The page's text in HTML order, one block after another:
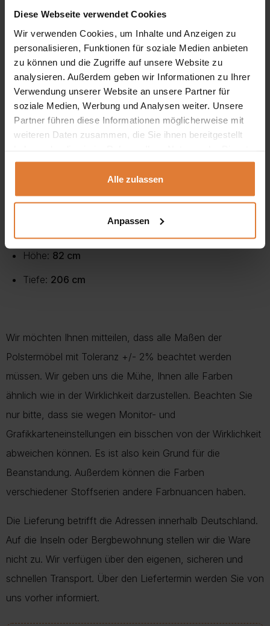
Diese Webseite verwendet Cookies
Wir verwenden Cookies, um Inhalte und Anzeigen zu
personalisieren, Funktionen für soziale Medien anbieten
zu können und die Zugriffe auf unsere Website zu
analysieren. Außerdem geben wir Informationen zu Ihrer
Verwendung unserer Website an unsere Partner für
soziale Medien, Werbung und Analysen weiter. Unsere
Partner führen diese Informationen möglicherweise mit
weiteren Daten zusammen, die Sie ihnen bereitgestellt
gesammelt haben.
Alle zulassen
Anpassen
Das Bett der Anton-Kollektion ist nicht nur ein Ort zum
Schlafen, sondern auch ein elegantes
Dekorationselement, das Ihrem Schlafzimmer eine schicke
Note verleiht. Sein ausgeklügeltes Design, die robuste
Konstruktion und die hochwertige Verarbeitung machen es
zu einer ausgezeichneten Wahl für alle, die ein luxuriöses
Bett suchen, das für einen angenehmen Schlaf und eine
noch heute und genießen Sie eine erholsame Nachtruhe
Höhe: 82 cm
Tiefe: 206 cm
Wir möchten Ihnen mitteilen, dass alle Maßen der
Polstermöbel mit Toleranz +/- 2% beachtet werden
müssen. Wir geben uns die Mühe, Ihnen alle Farben
ähnlich wie in der Wirklichkeit darzustellen. Beachten Sie
nur bitte, dass sie wegen Monitor- und
Grafikkarteneinstellungen ein bisschen von der Wirklichkeit
abweichen können. Es ist also kein Grund für die
Beanstandung. Außerdem können die Farben
verschiedener Stoffserien andere Farbnuancen haben.
Die Lieferung betrifft die Adressen innerhalb Deutschland.
Auf die Inseln oder Bergbewohnung stellen wir die Ware
nicht zu. Wir verfügen über den eigenen, sicheren und
schnellen Transport. Über den Liefertermin werden Sie von
uns vorher informiert.